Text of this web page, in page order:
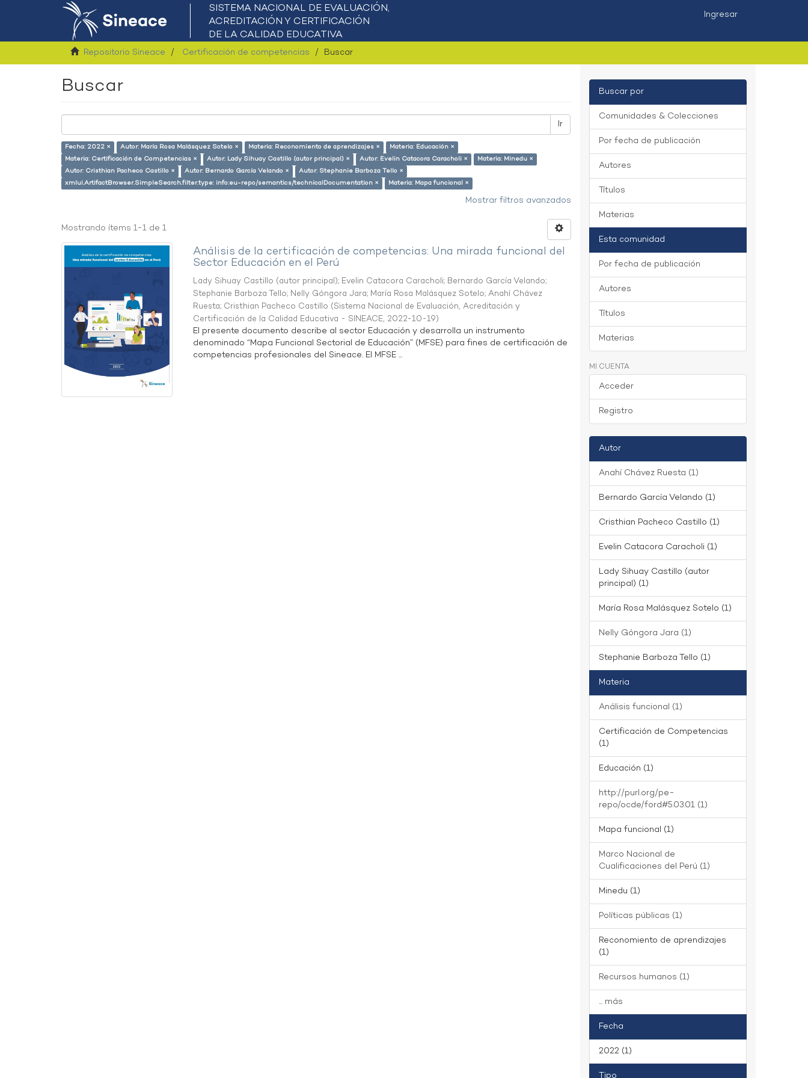
Ingresar
Repositorio Sineace Certificación de competencias Buscar
Buscar
Ir
Fecha: 2022 × Autor: María Rosa Malásquez Sotelo × Materia: Reconomiento de aprendizajes ×
Materia: Educación ×
Materia: Certificación de Competencias ×
Autor: Lady Sihuay Castillo (autor principal) × Autor: Evelin Catacora Caracholi ×
Materia: Minedu ×
Autor: Cristhian Pacheco Castillo ×
Autor: Bernardo García Velando ×
Autor: Stephanie Barboza Tello ×
xmlui.ArtifactBrowser.SimpleSearch.filter.type: info:eu-repo/semantics/technicalDocumentation ×
Materia: Mapa funcional ×
Mostrar filtros avanzados
Mostrando ítems 1-1 de 1
Análisis de la certificación de competencias: Una mirada funcional del
Sector Educación en el Perú
Lady Sihuay Castillo (autor principal); Evelin Catacora Caracholi; Bernardo García Velando;
Stephanie Barboza Tello; Nelly Góngora Jara; María Rosa Malásquez Sotelo;Anahí Chávez
Ruesta; Cristhian Pacheco Castillo (Sistema Nacional de Evaluación, Acreditación y
Certificación de la Calidad Educativa - SINEACE, 2022-10-19)
El presente documento describe al sector Educación y desarrolla un instrumento
denominado “Mapa Funcional Sectorial de Educación” (MFSE) para fines de certificación de
competencias profesionales del Sineace. El MFSE ...
Buscar por
Comunidades & Colecciones
Por fecha de publicación
Autores
Títulos
Materias
Esta comunidad
Por fecha de publicación
Autores
Títulos
Materias
MI CUENTA
Acceder
Registro
Autor
Anahí Chávez Ruesta (1)
Bernardo García Velando (1)
Cristhian Pacheco Castillo (1)
Evelin Catacora Caracholi (1)
Lady Sihuay Castillo (autor
principal) (1)
María Rosa Malásquez Sotelo (1)
Nelly Góngora Jara (1)
Stephanie Barboza Tello (1)
Materia
Análisis funcional (1)
Certificación de Competencias
(1)
Educación (1)
http://purl.org/pe-
repo/ocde/ford#5.03.01 (1)
Mapa funcional (1)
Marco Nacional de
Cualificaciones del Perú (1)
Minedu (1)
Políticas públicas (1)
Reconomiento de aprendizajes
(1)
Recursos humanos (1)
... más
Fecha
2022 (1)